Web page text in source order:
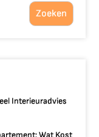
Zoeken
Interieuradvies
Wat Kost